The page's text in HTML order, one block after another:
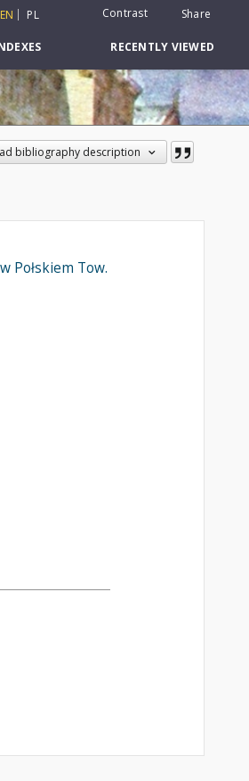
EN PL Contrast Share
RECENTLY VIEWED
bibliography description
Połskiem Tow.